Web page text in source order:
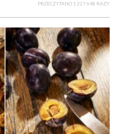
PRZECZYTANO 1 227 648 RAZY